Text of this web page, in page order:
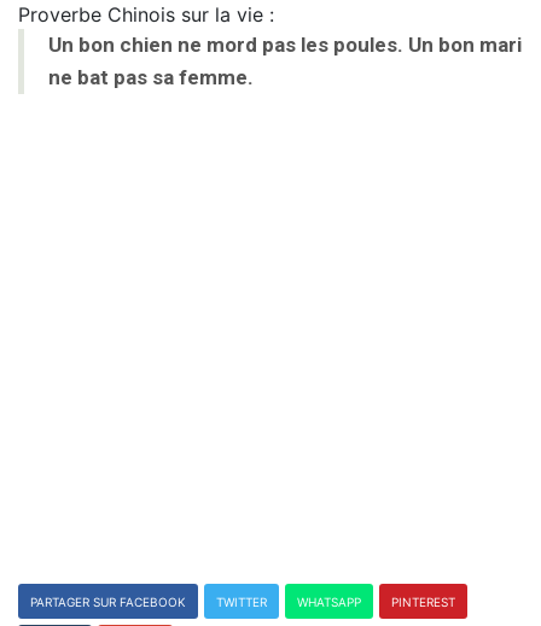
Proverbe Chinois sur la vie :
Un bon chien ne mord pas les poules. Un bon mari
ne bat pas sa femme.
PARTAGER SUR FACEBOOK TWITTER WHATSAPP PINTEREST